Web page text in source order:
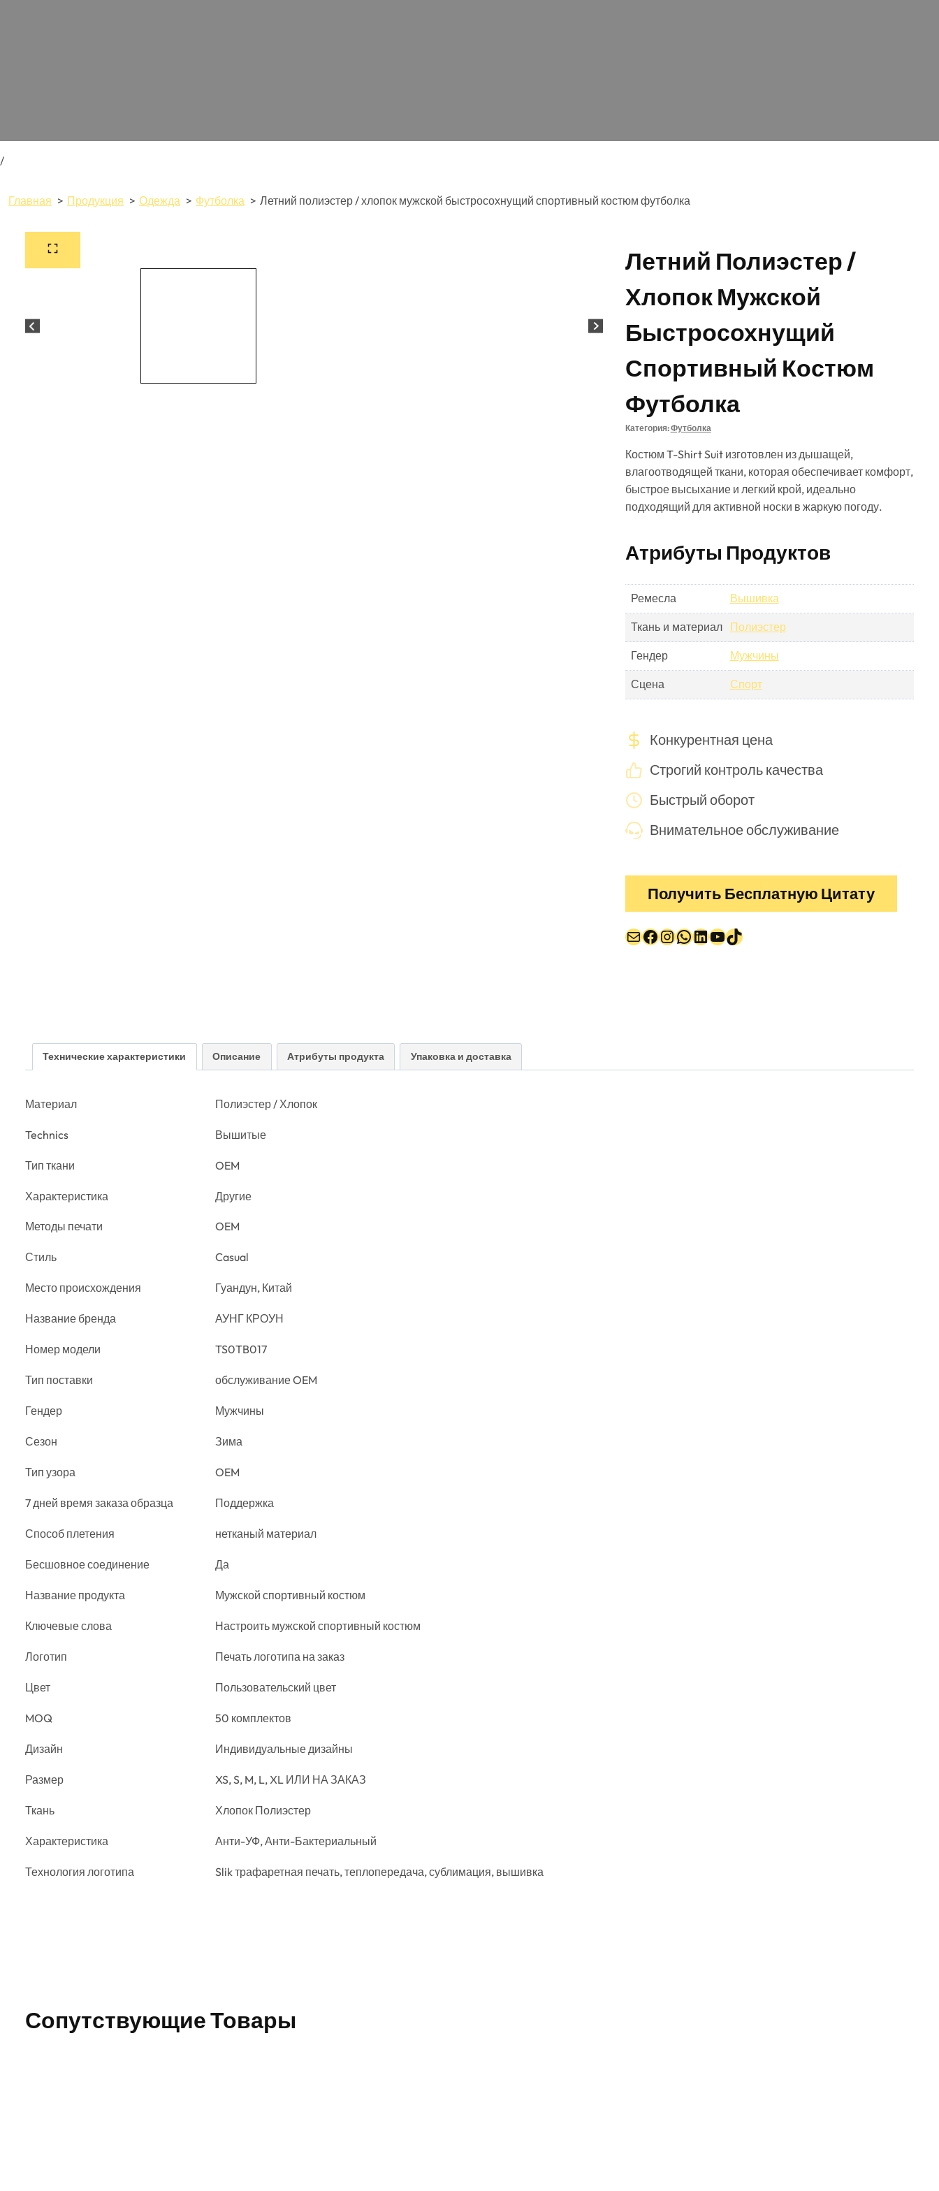
/
Главная Продукция Одежда Футболка Летний полиэстер / хлопок мужской быстросохнущий спортивный костюм футболка
Летний Полиэстер /
Хлопок Мужской
Быстросохнущий
Спортивный Костюм
Футболка
Категория:Футболка
Костюм T-Shirt Suit изготовлен из дышащей,
влагоотводящей ткани, которая обеспечивает комфорт,
быстрое высыхание и легкий крой, идеально
подходящий для активной носки в жаркую погоду.
Атрибуты Продуктов
Ремесла Вышивка
Ткань и материал Полиэстер
Гендер Мужчины
Сцена Спорт
Конкурентная цена
Строгий контроль качества
Быстрый оборот
Внимательное обслуживание
Получить Бесплатную Цитату
Почта
Facebook
Instagram
WhatsApp
LinkedIn
YouTube
TikTok
Технические характеристики Описание Атрибуты продукта Упаковка и доставка
Материал Полиэстер / Хлопок
Technics Вышитые
Тип ткани OEM
Характеристика Другие
Методы печати OEM
Стиль Casual
Место происхождения Гуандун, Китай
Название бренда АУНГ КРОУН
Номер модели TS0TB017
Тип поставки обслуживание OEM
Гендер Мужчины
Сезон Зима
Тип узора OEM
7 дней время заказа образца Поддержка
Способ плетения нетканый материал
Бесшовное соединение Да
Название продукта Мужской спортивный костюм
Ключевые слова Настроить мужской спортивный костюм
Логотип Печать логотипа на заказ
Цвет Пользовательский цвет
MOQ 50 комплектов
Дизайн Индивидуальные дизайны
Размер XS, S, M, L, XL ИЛИ НА ЗАКАЗ
Ткань Хлопок Полиэстер
Характеристика Анти-УФ, Анти-Бактериальный
Технология логотипа Slik трафаретная печать, теплопередача, сублимация, вышивка
Сопутствующие Товары